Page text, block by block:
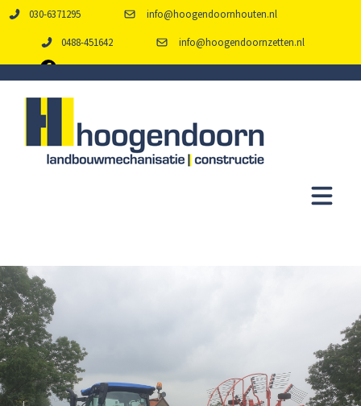
030-6371295 info@hoogendoornhouten.nl
0488-451642 info@hoogendoornzetten.nl